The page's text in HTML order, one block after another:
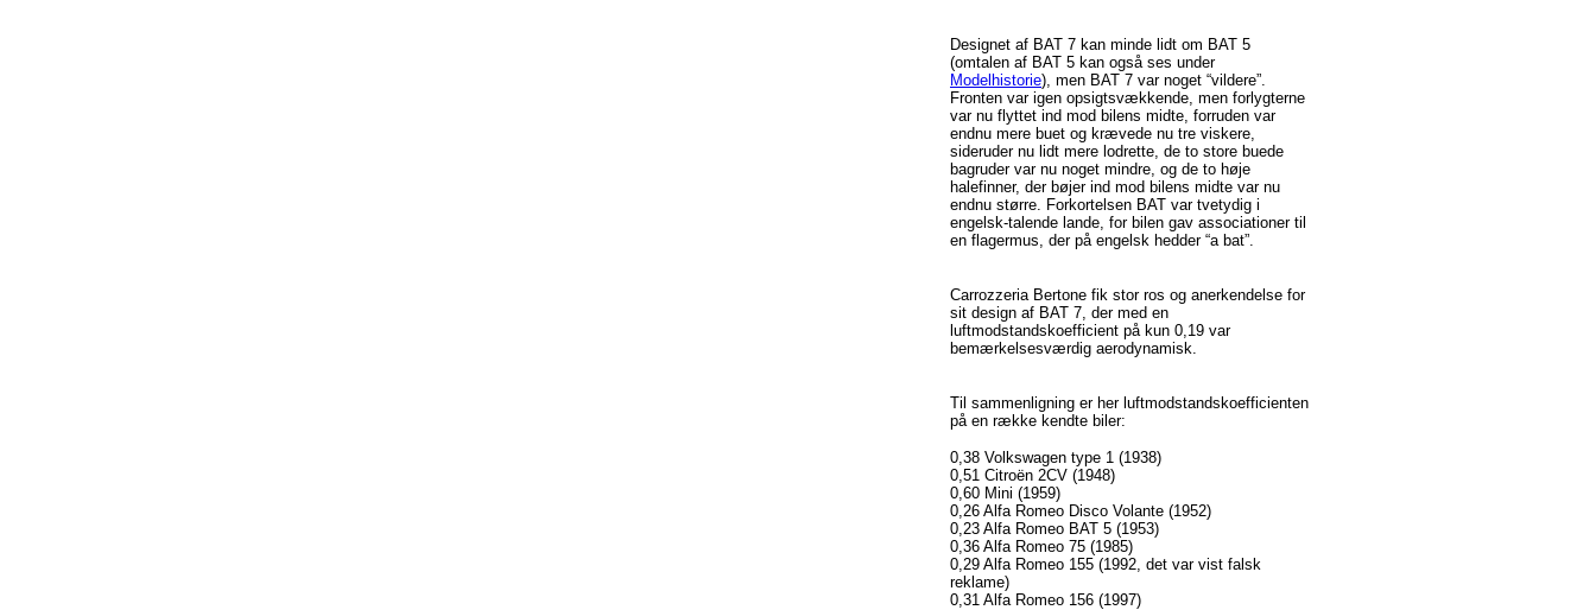
Designet af BAT 7 kan minde lidt om BAT 5
(omtalen af BAT 5 kan også ses under
Modelhistorie), men BAT 7 var noget “vildere”.
Fronten var igen opsigtsvækkende, men forlygterne
varnu flyttet ind mod bilens midte, forruden var
endnu mere buet og krævede nu tre viskere,
siderudernu lidt mere lodrette, de to store buede
bagruder varnu noget mindre, og de to høje
halefinner, der bøjer ind mod bilens midte varnu
endnu større. Forkortelsen BAT var tvetydig i
engelsk-talende lande, for bilen gav associationer til
en flagermus, der på engelsk hedder“a bat”.
Carrozzeria Bertone fik stor ros og anerkendelse for
sit design af BAT 7, dermed en
luftmodstandskoefficient påkun 0,19 var
bemærkelsesværdig aerodynamisk.
Til sammenligning erher luftmodstandskoefficienten
påen række kendte biler:
0,38 Volkswagen type 1 (1938)
0,51 Citroën 2CV (1948)
0,60 Mini (1959)
0,26 Alfa Romeo Disco Volante (1952)
0,23 Alfa Romeo BAT 5 (1953)
0,36 Alfa Romeo 75 (1985)
0,29 Alfa Romeo 155 (1992, det var vist falsk
reklame)
0,31 Alfa Romeo 156 (1997)